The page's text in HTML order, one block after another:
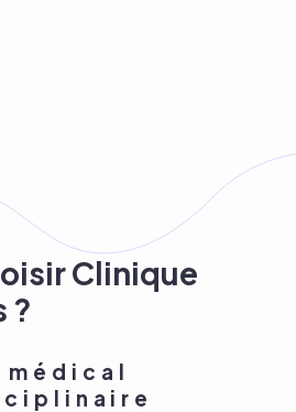
Clinique
?
médical